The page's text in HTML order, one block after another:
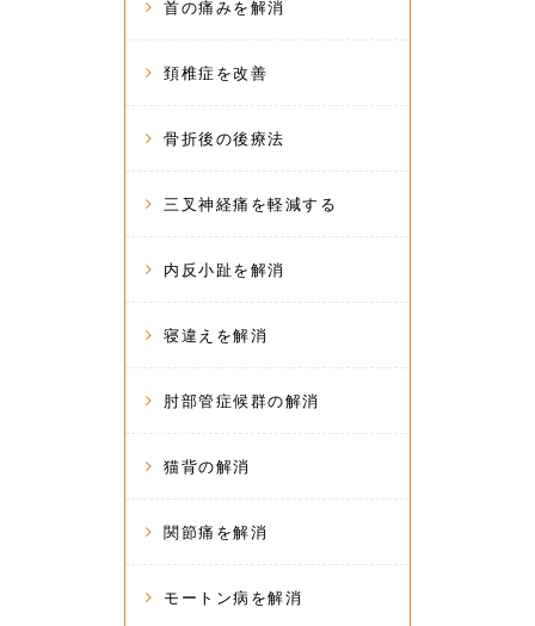
首の痛みを解消
頚椎症を改善
骨折後の後療法
三叉神経痛を軽減する
内反小趾を解消
寝違えを解消
肘部管症候群の解消
猫背の解消
関節痛を解消
モートン病を解消